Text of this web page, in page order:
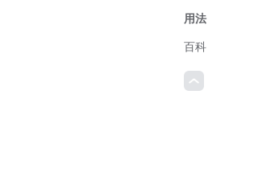
用法
百科